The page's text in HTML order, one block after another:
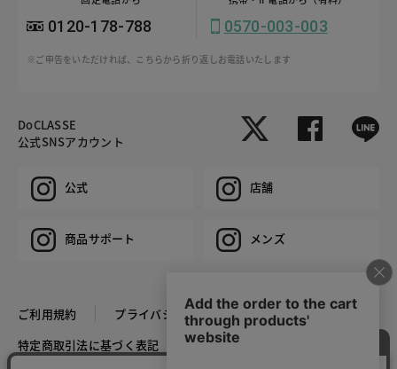
0120-178-788 0570-003-003
※ご申告をいただければ、こちらから折り返しお電話いたします
DoCLASSE
公式SNSアカウント
公式 店舗
商品サポート メンズ
ご利用規約
プライバシーポリシー
特定商取引法に基づく表記
推奨環境